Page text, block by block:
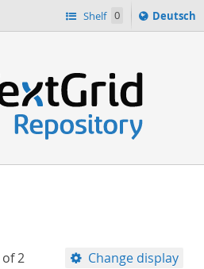
Shelf 0
Sprache
ï¿½ndern
Deutsch
of2 Change display